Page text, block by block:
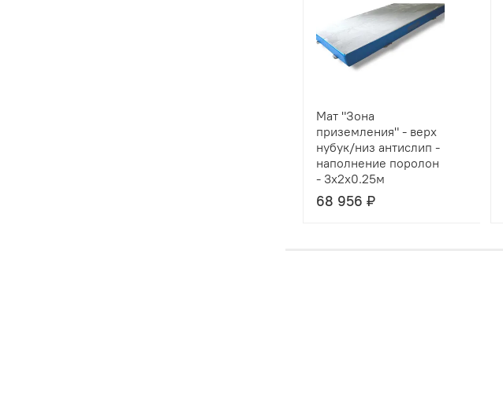
Мат "Зона
приземления" - верх
нубук/низ антислип -
наполнение поролон
- 3x2x0.25м
68 956 ₽